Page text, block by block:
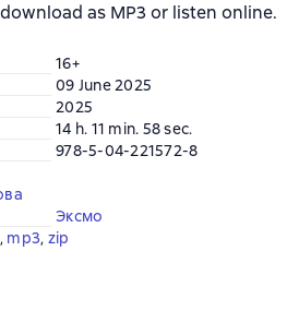
as MP3 or listen online.
16+
09 June 2025
2025
14 h. 11 min. 58 sec.
978-5-04-221572-8
Эксмо
, mp3, zip